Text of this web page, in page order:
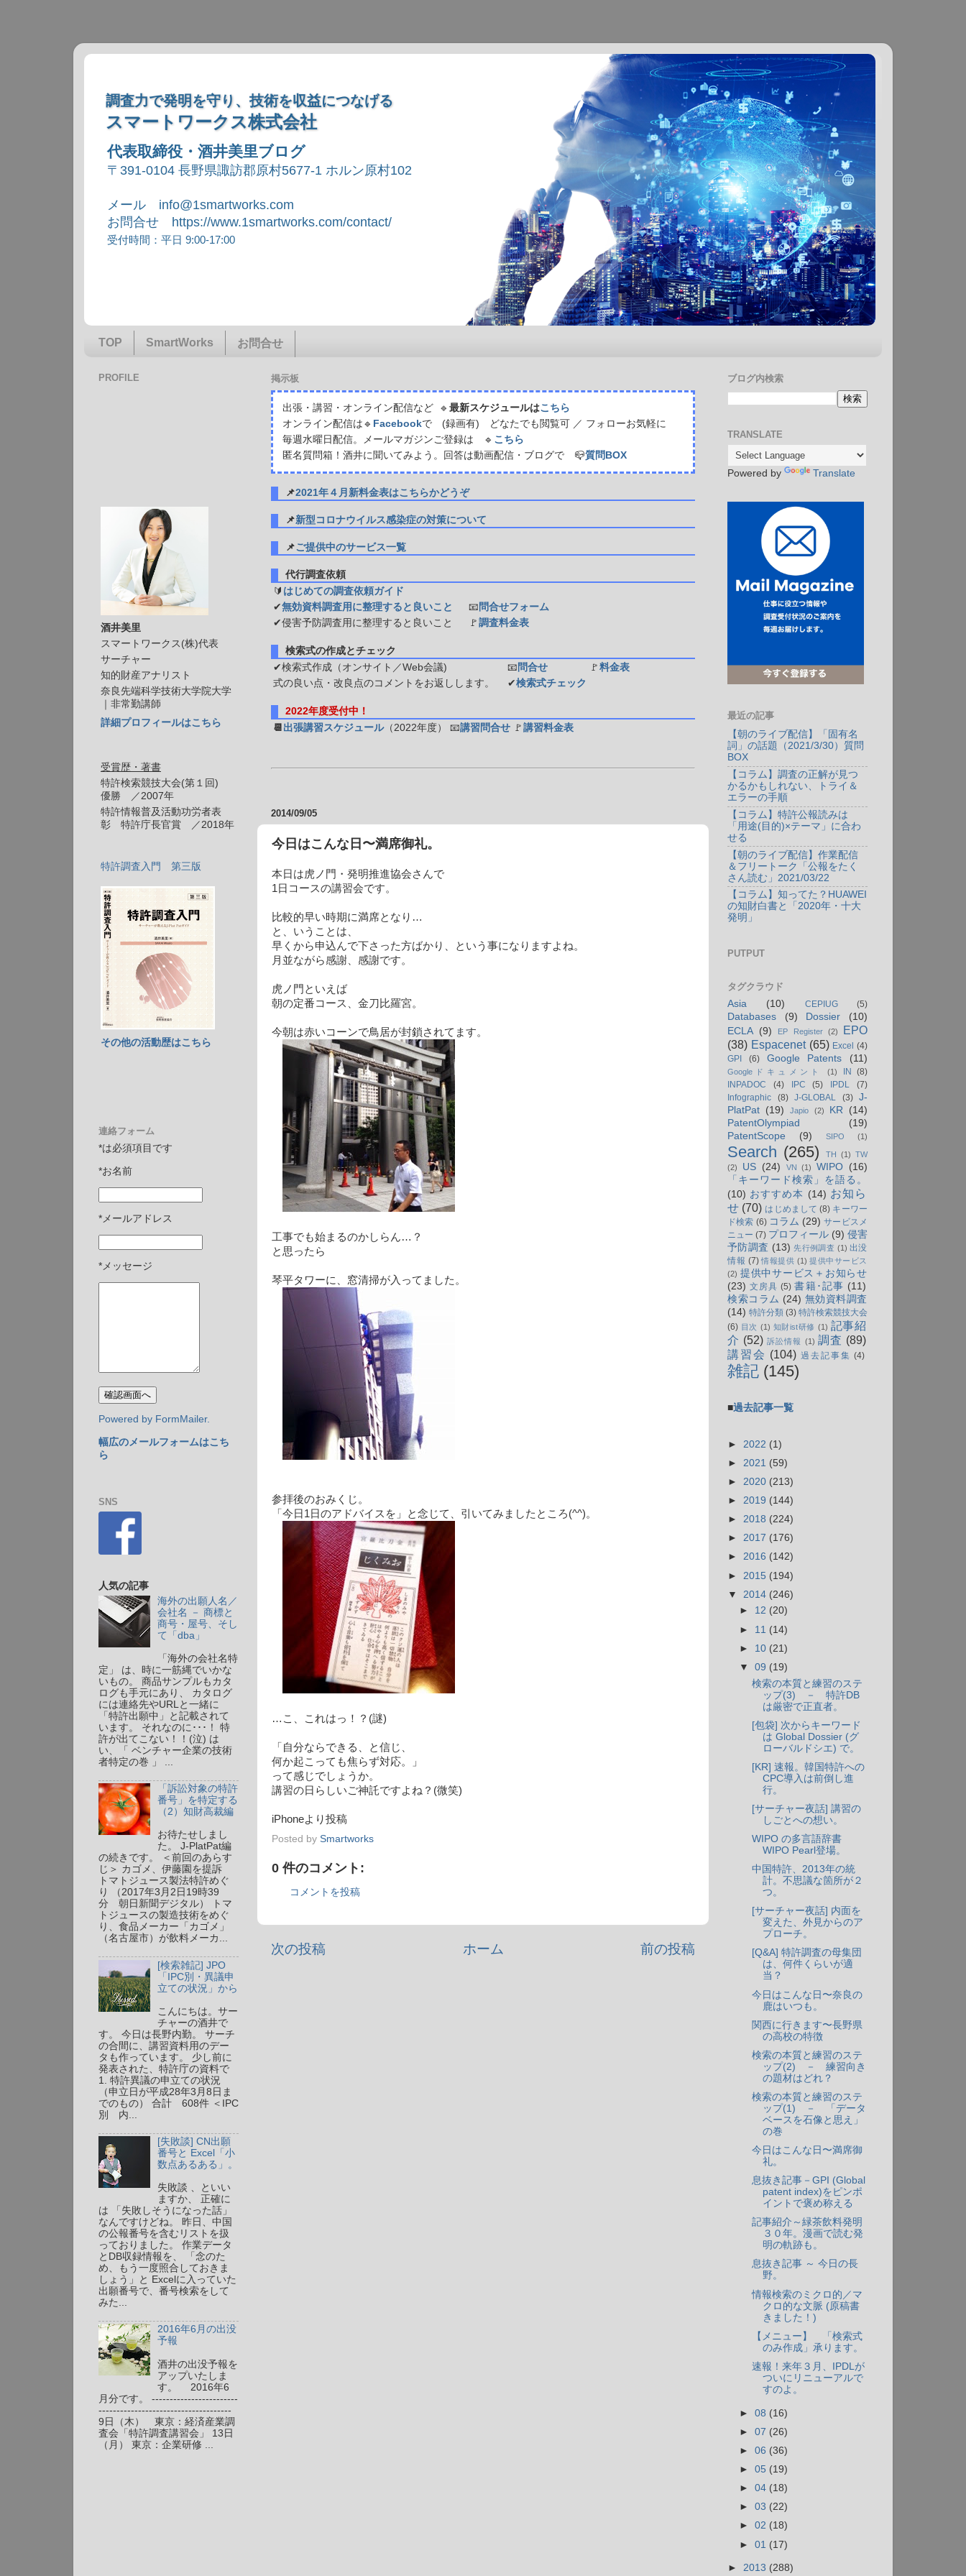
調査力で発明を守り、技術を収益につなげる
スマートワークス株式会社
代表取締役・酒井美里ブログ
〒391-0104 長野県諏訪郡原村5677-1 ホルン原村102
メール info@1smartworks.com
お問合せ https://www.1smartworks.com/contact/
受付時間：平日 9:00-17:00
TOP SmartWorks お問合せ
掲示板
出張・講習・オンライン配信など 🔹 最新スケジュールはこちら
オンライン配信は🔹 Facebookで (録画有) どなたでも閲覧可 ／ フォローお気軽に
毎週水曜日配信。メールマガジンご登録は 🔹 こちら
匿名質問箱！酒井に聞いてみよう。回答は動画配信・ブログで 📪質問BOX
📌2021年４月新料金表はこちらかどうぞ
📌新型コロナウイルス感染症の対策について
📌ご提供中のサービス一覧
代行調査依頼
🔰 はじめての調査依頼ガイド
✔無効資料調査用に整理すると良いこと 📧 問合せフォーム
✔侵害予防調査用に整理すると良いこと
🚩 調査料金表
検索式の作成とチェック
✔検索式作成（オンサイト／Web会議)
📧 問合せ 🚩 料金表
式の良い点・改良点のコメントをお返しします。
✔検索式チェック
2022年度受付中！
📆 出張講習スケジュール（2022年度） 📧講習問合せ 🚩 講習料金表
2014/09/05
今日はこんな日〜満席御礼。
本日は虎ノ門・発明推進協会さんで
1日コースの講習会です。
比較的早い時期に満席となり…
と、いうことは、
早くから申込んで下さった方ばかり、という事になりますよね。
月並ながら感謝、感謝です。
虎ノ門といえば
朝の定番コース、 金刀比羅宮。
今朝は赤いコーンで鳥居が封鎖されてます。
工事でも始まるのかしらん…？
と思ったら
琴平タワーに、窓清掃が入ってました。
参拝後のおみくじ。
「今日1日のアドバイスを」と念じて、引いてみましたところ(^^)。
…こ、これはっ！？(謎)
「自分ならできる、と信じ、
何か起こっても焦らず対応。」
って感じでしょうか。
講習の日らしいご神託ですよね？(微笑)
iPhoneより投稿
Posted by Smartworks
0 件のコメント:
コメントを投稿
次の投稿 前の投稿
ホーム
PROFILE
酒井美里
スマートワークス(株)代表
サーチャー
知的財産アナリスト
奈良先端科学技術大学院大学
｜非常勤講師
詳細プロフィールはこちら
受賞歴・著書
特許検索競技大会(第１回)
優勝 ／2007年
特許情報普及活動功労者表
彰 特許庁長官賞 ／2018年
特許調査入門 第三版
その他の活動歴はこちら
連絡フォーム
*は必須項目です
*お名前
*メールアドレス
*メッセージ
Powered by FormMailer.
幅広のメールフォームはこち
ら
SNS
人気の記事
海外の出願人名／
会社名 － 商標と
商号・屋号、そし
て「dba」
「海外の会社名特
定」 は、時に一筋縄でいかな
いもの。 商品サンプルもカタ
ログも手元にあり、 カタログ
には連絡先やURLと一緒に
「特許出願中」と記載されて
います。 それなのに･･･！ 特
許が出てこない！！(泣) は
い、「 ベンチャー企業の技術
者特定の巻 」 ...
「訴訟対象の特許
番号」を特定する
（2）知財高裁編
お待たせしまし
た。 J-PlatPat編
の続きです。 ＜前回のあらす
じ＞ カゴメ、伊藤園を提訴
トマトジュース製法特許めぐ
り （2017年3月2日19時39
分 朝日新聞デジタル） トマ
トジュースの製造技術をめぐ
り、食品メーカー「カゴメ」
（名古屋市）が飲料メーカ...
[検索雑記] JPO
「IPC別・異議申
立ての状況」から
こんにちは。サー
チャーの酒井で
す。 今日は長野内勤。 サーチ
の合間に、講習資料用のデー
タも作っています。 少し前に
発表された、特許庁の資料で
1. 特許異議の申立ての状況
（申立日が平成28年3月8日ま
でのもの） 合計 608件 ＜IPC
別 内...
[失敗談] CN出願
番号と Excel「小
数点あるある」。
失敗談 、といい
ますか、 正確に
は 「失敗しそうになった話」
なんですけどね。 昨日、中国
の公報番号を含むリストを扱
っておりました。 作業データ
とDB収録情報を、 「念のた
め、もう一度照合しておきま
しょう」と Excelに入っていた
出願番号で、番号検索をして
みた...
2016年6月の出没
予報
酒井の出没予報を
アップいたしま
す。 2016年6
月分です。 ------------------------
-------------------------------------
9日（木） 東京：経済産業調
査会「特許調査講習会」 13日
（月） 東京：企業研修 ...
ブログ内検索
TRANSLATE
Powered by Translate
最近の記事
【朝のライブ配信】「固有名
詞」の話題（2021/3/30）質問
BOX
【コラム】調査の正解が見つ
かるかもしれない、トライ＆
エラーの手順
【コラム】特許公報読みは
「用途(目的)×テーマ」に合わ
せる
【朝のライブ配信】作業配信
＆フリートーク「公報をたく
さん読む」2021/03/22
【コラム】知ってた？HUAWEI
の知財白書と「2020年・十大
発明」
PUTPUT
タグクラウド
Asia
(10) CEPIUG (5)
Databases (9) Dossier
(10)
ECLA (9) EP Register (2)
EPO
(38) Espacenet (65) Excel (4)
GPI
(6) Google Patents (11)
Googleドキュメント (1) IN
(8)
INPADOC
(4) IPC (5) IPDL
(7)
Infographic
(8) J-GLOBAL (3)
J-
PlatPat (19) Japio (2) KR
(14)
PatentOlympiad
(19)
PatentScope
(9) SIPO (1)
Search (265) TH (1) TW
(2)
US (24) VN (1) WIPO (16)
「キーワード検索」を語る。
(10) おすすめ本 (14) お知ら
せ (70) はじめまして (8) キーワー
ド検索 (6) コラム (29) サービスメ
ニュー (7) プロフィール (9) 侵害
予防調査 (13) 先行例調査 (1) 出没
情報 (7) 情報提供 (1) 提供中サービス
(2) 提供中サービス＋お知らせ
(23) 文房具 (5) 書籍･記事 (11)
検索コラム (24) 無効資料調査
(14) 特許分類 (3) 特許検索競技大会
(6) 目次 (1) 知財ist研修 (1) 記事紹
介 (52) 訴訟情報 (1) 調査 (89)
講習会 (104) 過去記事集 (4)
雑記 (145)
■過去記事一覧
► 2022 (1)
► 2021 (59)
► 2020 (213)
► 2019 (144)
► 2018 (224)
► 2017 (176)
► 2016 (142)
► 2015 (194)
▼ 2014 (246)
► 12 (20)
► 11 (14)
► 10 (21)
▼09 (19)
検索の本質と練習のステ
ップ(3) － 特許DB
は厳密で正直者。
[包袋] 次からキーワード
は Global Dossier (グ
ローバルドシエ) で。
[KR] 速報。韓国特許への
CPC導入は前倒し進
行。
[サーチャー夜話] 講習の
しごとへの想い。
WIPO の多言語辞書
WIPO Pearl登場。
中国特許、2013年の統
計。不思議な箇所が２
つ。
[サーチャー夜話] 内面を
変えた、外見からのア
プローチ。
[Q&A] 特許調査の母集団
は、何件くらいが適
当？
今日はこんな日〜奈良の
鹿はいつも。
関西に行きます〜長野県
の高校の特徴
検索の本質と練習のステ
ップ(2) － 練習向き
の題材はどれ？
検索の本質と練習のステ
ップ(1) － 「データ
ベースを石像と思え」
の巻
今日はこんな日〜満席御
礼。
息抜き記事－GPI (Global
patent index)をピンポ
イントで褒め称える
記事紹介～緑茶飲料発明
３０年。漫画で読む発
明の軌跡も。
息抜き記事 ～ 今日の長
野。
情報検索のミクロ的／マ
クロ的な文脈 (原稿書
きました！)
【メニュー】 「検索式
のみ作成」承ります。
速報！来年３月、IPDLが
ついにリニューアルで
すのよ。
►08 (16)
►07 (26)
►06 (36)
►05 (19)
►04 (18)
►03 (22)
►02 (18)
►01 (17)
► 2013 (288)